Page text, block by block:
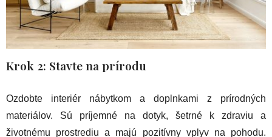
Krok 2: Stavte na prírodu
Ozdobte interiér nábytkom a doplnkami z prírodných
materiálov. Sú príjemné na dotyk, šetrné k zdraviu a
životnému prostrediu a majú pozitívny vplyv na pohodu.